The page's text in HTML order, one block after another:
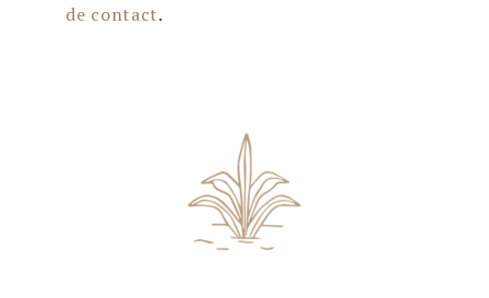
de contact.